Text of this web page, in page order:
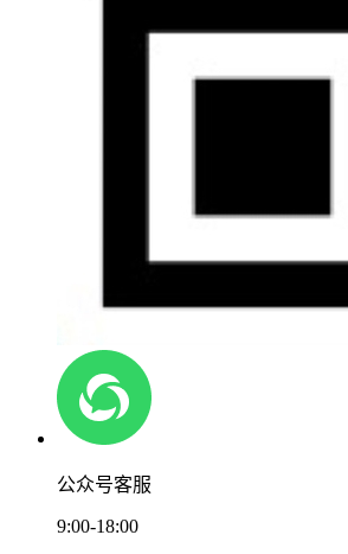
公众号客服
9:00-18:00